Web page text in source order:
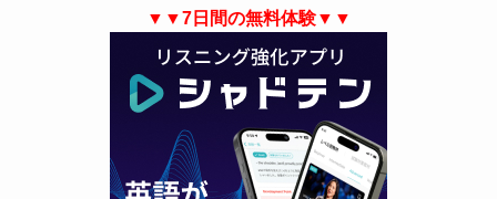
▼▼7日間の無料体験▼▼